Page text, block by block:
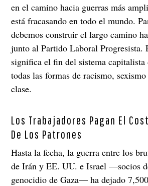
en el camino hacia guerras más
está fracasando en todo el mundo.
debemos construir el largo camino
junto al Partido Laboral Progresista.
significa el fin del sistema capitalista
todas las formas de racismo,
clase.
Los Trabajadores Pagan El
De Los Patrones
Hasta la fecha, la guerra entre los
de Irán y EE. UU. e Israel —socios
genocidio de Gaza— ha dejado